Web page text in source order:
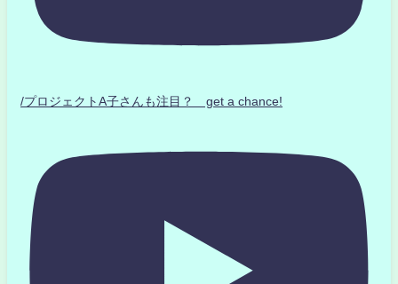
/プロジェクトA子さんも注目？ get a chance!